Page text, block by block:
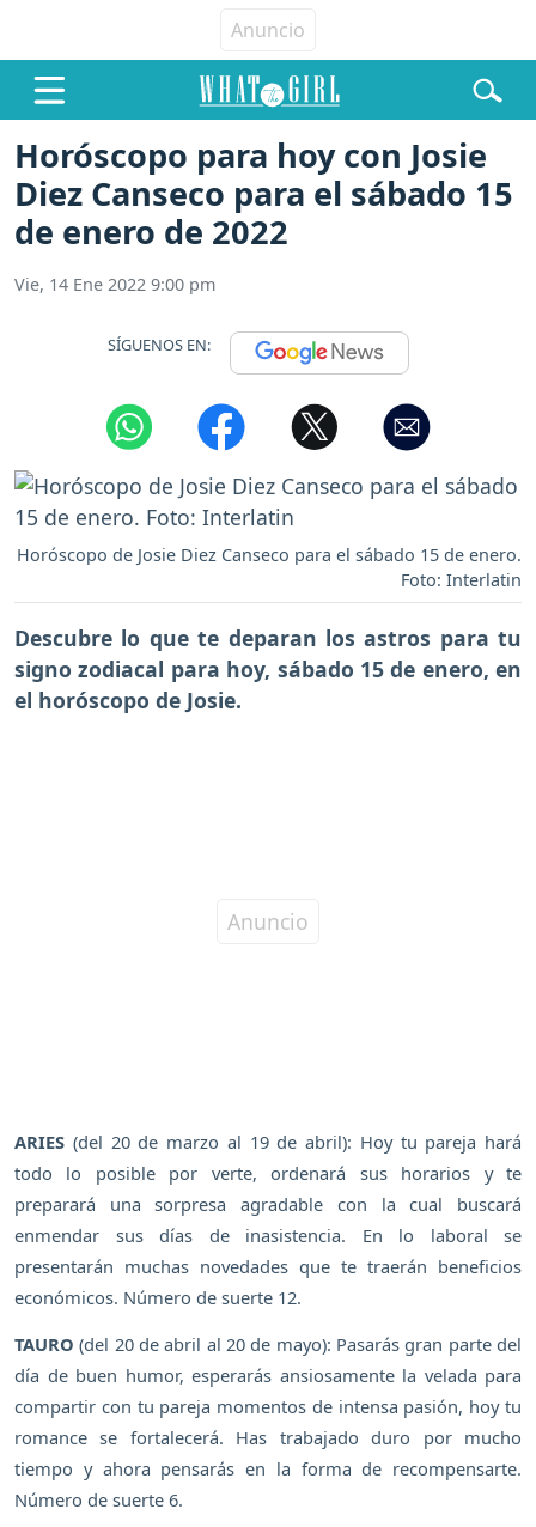
Horóscopo para hoy con Josie
Diez Canseco para el sábado 15
de enero de 2022
Vie, 14 Ene 2022 9:00 pm
SÍGUENOS EN:
Horóscopo de Josie Diez Canseco para el sábado 15 de enero.
Foto: Interlatin
Descubre lo que te deparan los astros para tu
signo zodiacal para hoy, sábado 15 de enero, en
el horóscopo de Josie.
ARIES (del 20 de marzo al 19 de abril): Hoy tu pareja hará
todo lo posible por verte, ordenará sus horarios y te
preparará una sorpresa agradable con la cual buscará
enmendar sus días de inasistencia. En lo laboral se
presentarán muchas novedades que te traerán beneficios
económicos. Número de suerte 12.
TAURO (del 20 de abril al 20 de mayo): Pasarás gran parte del
día de buen humor, esperarás ansiosamente la velada para
compartir con tu pareja momentos de intensa pasión, hoy tu
romance se fortalecerá. Has trabajado duro por mucho
tiempo y ahora pensarás en la forma de recompensarte.
Número de suerte 6.